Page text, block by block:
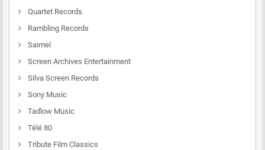
Quartet Records
Rambling Records
Saimel
Screen Archives Entertainment
Silva Screen Records
Sony Music
Tadlow Music
Télé 80
Tribute Film Classics